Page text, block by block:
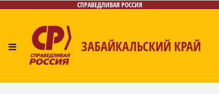
СПРАВЕДЛИВАЯ РОССИЯ
≡ ЗАБАЙКАЛЬСКИЙ КРАЙ